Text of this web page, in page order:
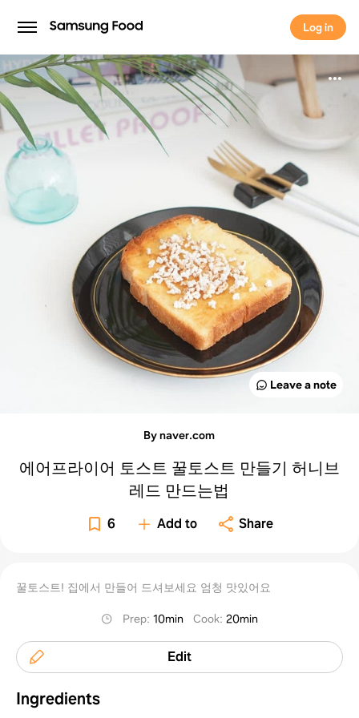
Log in
Log in
Leave a note
By naver.com
에어프라이어 토스트 꿀토스트 만들기 허니브
레드 만드는법
6 Add to Share
꿀토스트! 집에서 만들어 드셔보세요 엄청 맛있어요
Prep:10min Cook:20min
Edit
Ingredients